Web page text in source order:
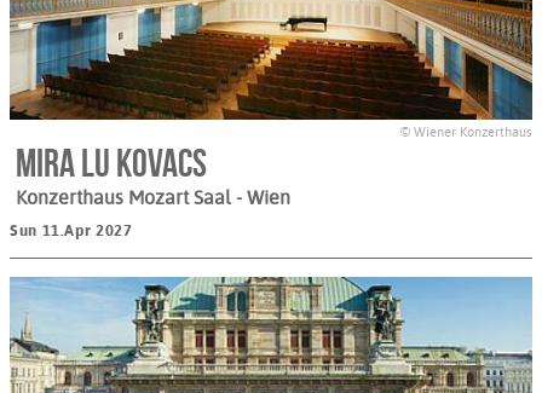
© Wiener Konzerthaus
Mira Lu Kovacs
Konzerthaus Mozart Saal - Wien
Sun 11.Apr 2027